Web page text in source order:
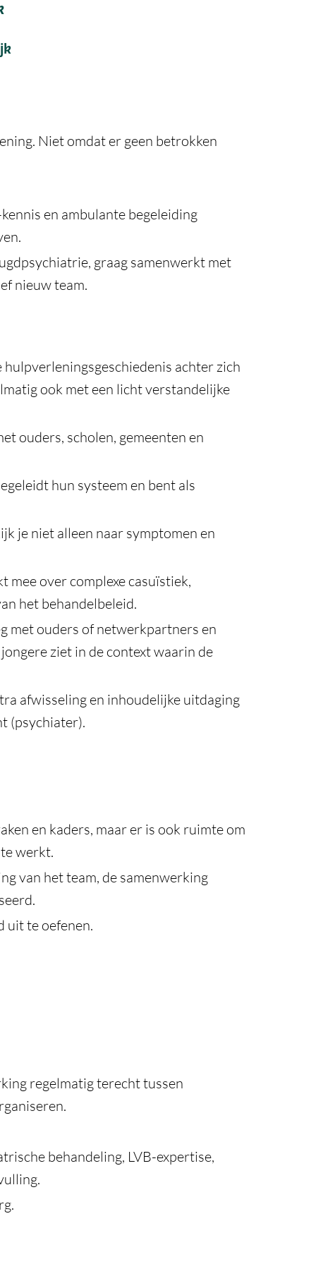
Niet omdat er geen betrokken
en ambulante begeleiding
graag samenwerkt met
nieuw team.
achter zich
ook met een licht verstandelijke
ouders, scholen, gemeenten en
hun systeem en bent als
je niet alleen naar symptomen en
mee over complexe casuïstiek,
het behandelbeleid.
met ouders of netwerkpartners en
ziet in de context waarin de
afwisseling en inhoudelijke uitdaging
(psychiater).
en kaders, maar er is ook ruimte om
werkt.
van het team, de samenwerking
uit te oefenen.
regelmatig terecht tussen
behandeling, LVB-expertise,